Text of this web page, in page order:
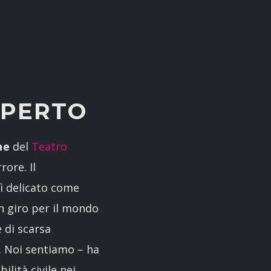
del Teatro
Il
delicato come
giro per il mondo
di scarsa
sentiamo – ha